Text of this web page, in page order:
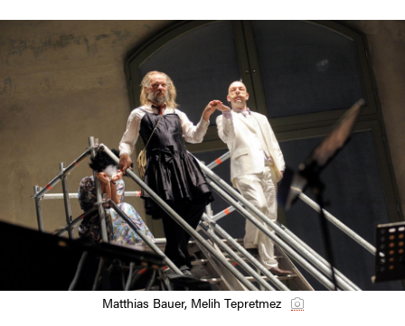
Matthias Bauer, Melih Tepretmez